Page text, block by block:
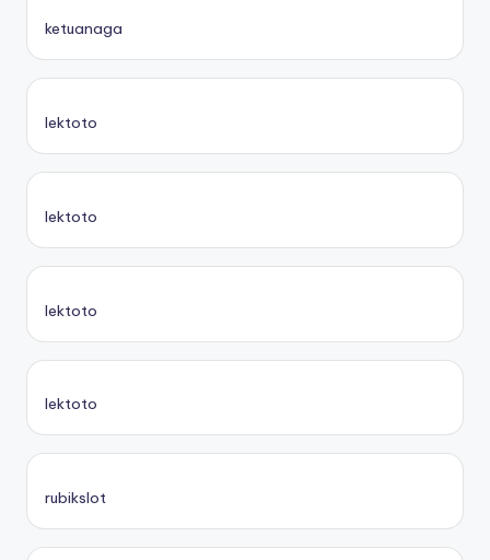
ketuanaga
lektoto
lektoto
lektoto
lektoto
rubikslot